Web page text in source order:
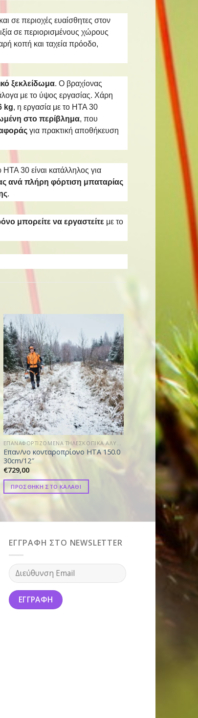
σε περιοχές ευαίσθητες στον
σε περιορισμένους χώρους
κοπή και ταχεία πρόοδο,
ξεκλείδωμα. Ο βραχίονας
με το ύψος εργασίας. Χάρη
kg, η εργασία με το HTA 30
στο περίβλημα, που
για πρακτική αποθήκευση
30 είναι κατάλληλος για
ανά πλήρη φόρτιση μπαταρίας
.
μπορείτε να εργαστείτε με το
Eπαν/νο κονταροπρίονο HTA 150.0
30cm/12″
€729,00
ΠΡΟΣΘΗΚΗ ΣΤΟ ΚΑΛΑΘΙ
Επαν/νο
κονταροπρίονο
ΕΓΓΡΑΦΗ ΣΤΟ NEWSLETTER